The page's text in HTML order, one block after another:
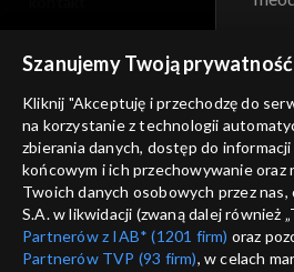
informacje o dostawcy usług
Szanujemy Twoją prywatność
Kliknij "Akceptuję i przechodzę do
na korzystanie z technologii
zbierania danych, dostęp do
końcowym i ich przechowywanie oraz
Twoich danych osobowych przez nas,
S.A. w likwidacji (zwaną dalej również
Partnerów z IAB* (1201 firm) oraz
Partnerów TVP (93 firm), w celach